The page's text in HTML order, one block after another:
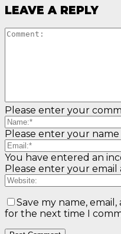
LEAVE A REPLY
Please enter your
Please enter your
You have entered an
Please enter your email
Save my name,
for the next time I